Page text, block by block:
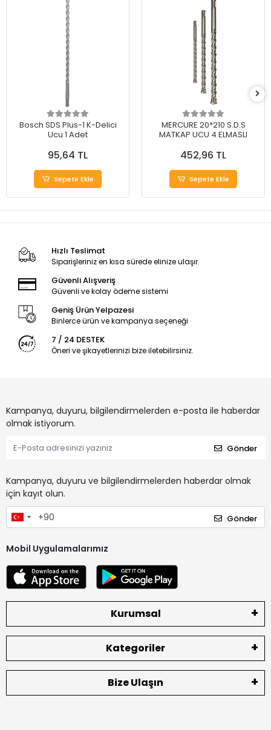
Bosch SDS Plus-1 K-Delici
Ucu 1 Adet
95,64 TL
Sepete Ekle
MERCURE 20*210 S.D.S
MATKAP UCU 4 ELMASLI
452,96 TL
Sepete Ekle
Hızlı Teslimat
Siparişleriniz en kısa sürede elinize ulaşır.
Güvenli Alışveriş
Güvenli ve kolay ödeme sistemi
Geniş Ürün Yelpazesi
Binlerce ürün ve kampanya seçeneği
7 / 24 DESTEK
Öneri ve şikayetlerinizi bize iletebilirsiniz.
Kampanya, duyuru, bilgilendirmelerden e-posta ile haberdar
olmak istiyorum.
Gönder
Kampanya, duyuru ve bilgilendirmelerden haberdar olmak
için kayıt olun.
Gönder
Mobil Uygulamalarımız
Kurumsal
Kategoriler
Bize Ulaşın